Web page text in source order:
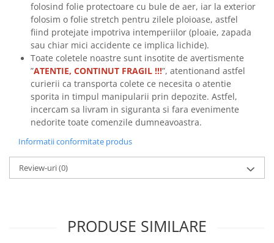
folosind folie protectoare cu bule de aer, iar la exterior
folosim o folie stretch pentru zilele ploioase, astfel
fiind protejate impotriva intemperiilor (ploaie, zapada
sau chiar mici accidente ce implica lichide).
Toate coletele noastre sunt insotite de avertismente
”ATENTIE, CONTINUT FRAGIL !!!”, atentionand astfel
curierii ca transporta colete ce necesita o atentie
sporita in timpul manipularii prin depozite. Astfel,
incercam sa livram in siguranta si fara evenimente
nedorite toate comenzile dumneavoastra.
Informatii conformitate produs
Review-uri(0)
PRODUSE SIMILARE